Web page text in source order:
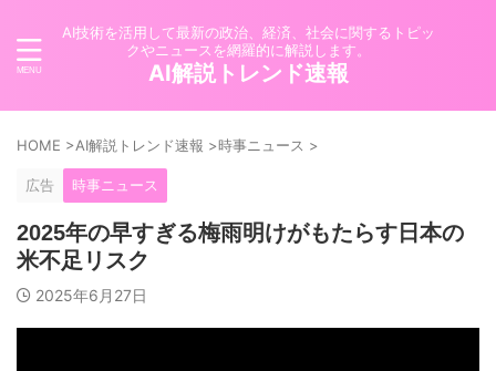
AI技術を活用して最新の政治、経済、社会に関するトピッ
クやニュースを網羅的に解説します。
AI解説トレンド速報
HOME >AI解説トレンド速報 >時事ニュース >
広告 時事ニュース
2025年の早すぎる梅雨明けがもたらす日本の
米不足リスク
2025年6月27日